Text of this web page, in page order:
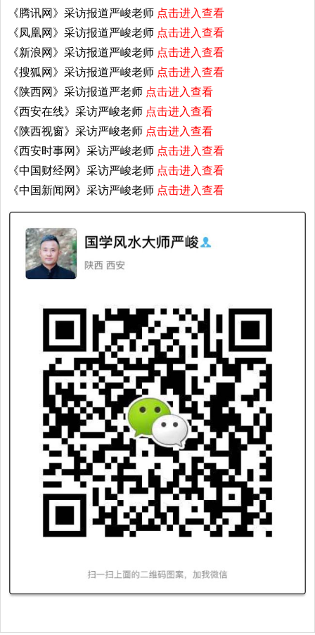
《腾讯网》采访报道严峻老师 点击进入查看
《凤凰网》采访报道严峻老师 点击进入查看
《新浪网》采访报道严峻老师 点击进入查看
《搜狐网》采访报道严峻老师 点击进入查看
《陕西网》采访报道严老师 点击进入查看
《西安在线》采访严峻老师 点击进入查看
《陕西视窗》采访严峻老师 点击进入查看
《西安时事网》采访严峻老师 点击进入查看
《中国财经网》采访严峻老师 点击进入查看
《中国新闻网》采访严峻老师 点击进入查看